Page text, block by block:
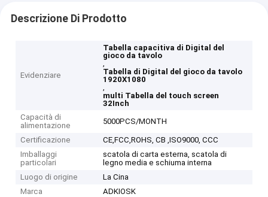
Descrizione Di Prodotto
Evidenziare
Tabella capacitiva di Digital del
gioco da tavolo
,
Tabella di Digital del gioco da tavolo
1920X1080
,
multi Tabella del touch screen
32Inch
Capacità di
alimentazione
5000PCS/MONTH
Certificazione
CE,FCC,ROHS, CB ,ISO9000, CCC
Imballaggi
particolari
scatola di carta esterna, scatola di
legno media e schiuma interna
Luogo di origine
La Cina
Marca
ADKIOSK